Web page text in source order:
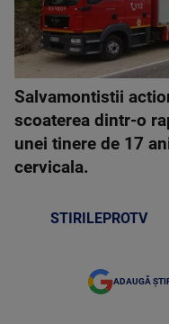
Salvamontistii
scoaterea dintr-o
unei tinere de 17
cervicala.
STIRILEPROTV
ADAUGĂ